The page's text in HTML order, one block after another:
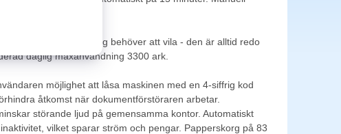
denna maskinen aldrig behöver att vila - den är alltid redo
daglig maxanvändning 3300 ark.
möjlighet att låsa maskinen med en 4-siffrig kod
åtkomst när dokumentförstöraren arbetar.
störande ljud på gemensamma kontor. Automatiskt
vilket sparar ström och pengar. Papperskorg på 83